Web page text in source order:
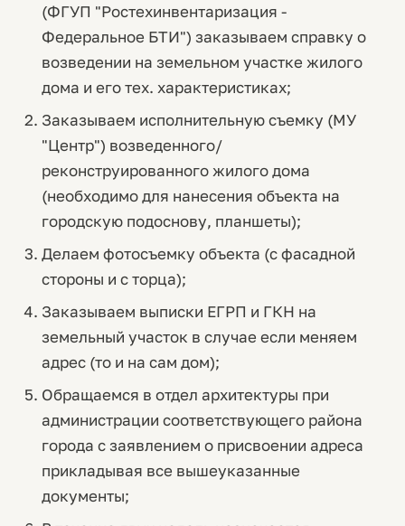
(ФГУП "Ростехинвентаризация -
Федеральное БТИ") заказываем справку о
возведении на земельном участке жилого
дома и его тех. характеристиках;
Заказываем исполнительную съемку (МУ
"Центр") возведенного/
реконструированного жилого дома
(необходимо для нанесения объекта на
городскую подоснову, планшеты);
Делаем фотосъемку объекта (с фасадной
стороны и с торца);
Заказываем выписки ЕГРП и ГКН на
земельный участок в случае если меняем
адрес (то и на сам дом);
Обращаемся в отдел архитектуры при
администрации соответствующего района
города с заявлением о присвоении адреса
прикладывая все вышеуказанные
документы;